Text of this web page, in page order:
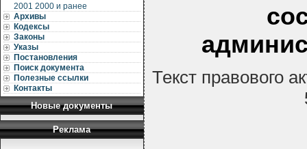
2001 2000 и ранее
Архивы
Кодексы
Законы
Указы
Постановления
Поиск документа
Полезные ссылки
Контакты
Новые документы
Реклама
Текст правового